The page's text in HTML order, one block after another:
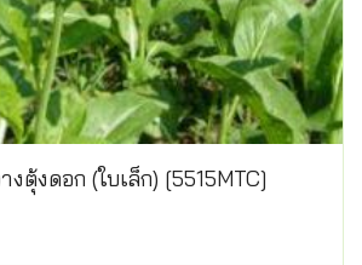
งตุ้งดอก (ใบเล็ก) [5515MTC]